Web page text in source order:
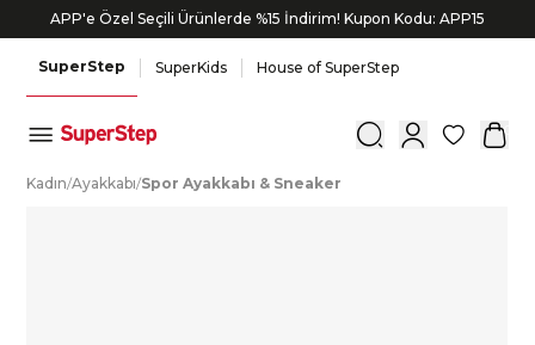
APP'e Özel Seçili Ürünlerde %15 İndirim! Kupon Kodu: APP15
SuperStep SuperKids House of SuperStep
0
Kadın/Ayakkabı/Spor Ayakkabı & Sneaker